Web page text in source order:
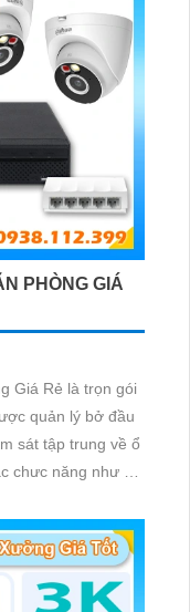
PHÒNG GIÁ
Giá Rẻ là trọn gói
quản lý bở đầu
sát tập trung về ổ
chưc năng như AI